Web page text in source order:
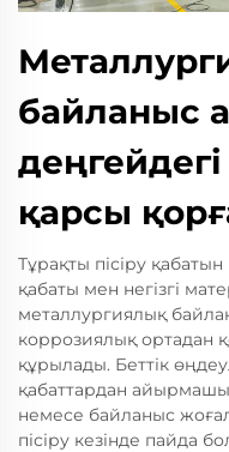
байланыс
қарсы
Тұрақты пісіру
қабаты мен негізгі
металлургиялық
коррозиялық ортадан
құрылады. Беттік
қабаттардан
немесе байланыс
пісіру кезінде пайда